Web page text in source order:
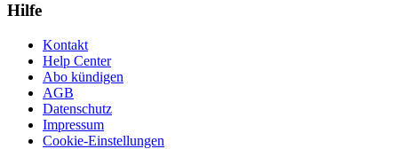
Hilfe
Kontakt
Help Center
Abo kündigen
AGB
Datenschutz
Impressum
Cookie-Einstellungen